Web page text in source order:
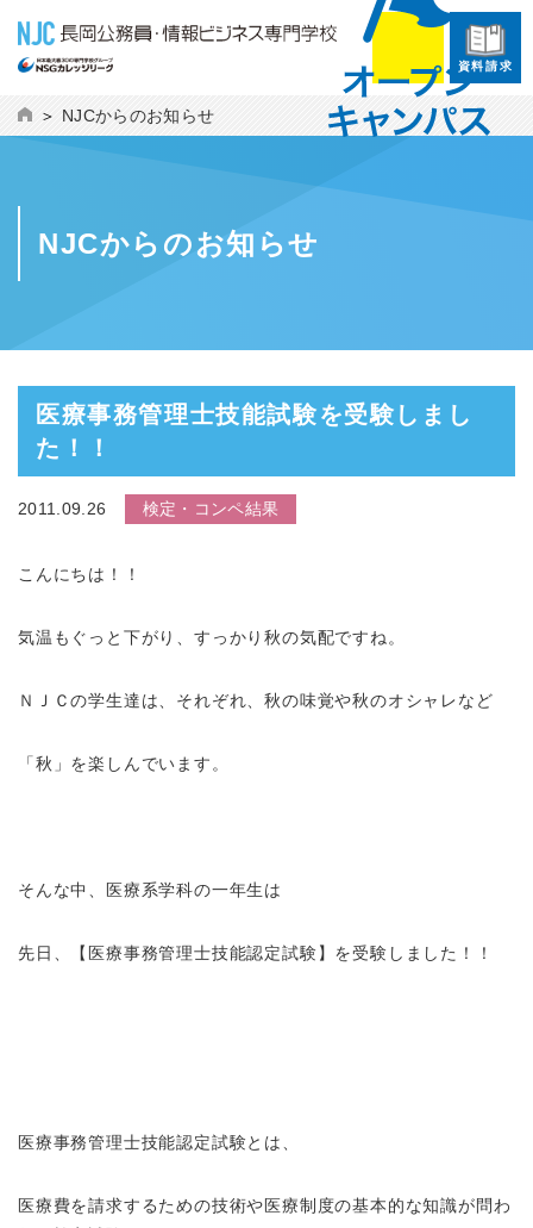
資料請求
NJCからのお知らせ
NJCからのお知らせ
医療事務管理士技能試験を受験しまし
た！！
2011.09.26 検定・コンペ結果
こんにちは！！
気温もぐっと下がり、すっかり秋の気配ですね。
ＮＪＣの学生達は、それぞれ、秋の味覚や秋のオシャレなど
「秋」を楽しんでいます。
そんな中、医療系学科の一年生は
先日、【医療事務管理士技能認定試験】を受験しました！！
医療事務管理士技能認定試験とは、
医療費を請求するための技術や医療制度の基本的な知識が問わ